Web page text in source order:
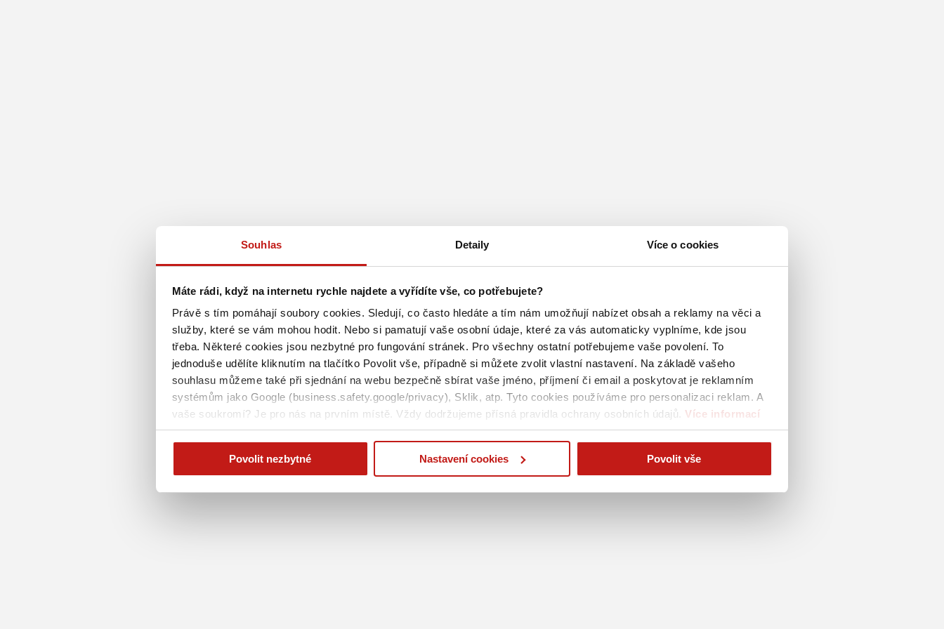
Souhlas Detaily Více o cookies
Máte rádi, když na internetu rychle najdete a vyřídíte vše, co potřebujete?
Právě s tím pomáhají soubory cookies. Sledují, co často hledáte a tím nám umožňují nabízet obsah a reklamy na věci a
služby, které se vám mohou hodit. Nebo si pamatují vaše osobní údaje, které za vás automaticky vyplníme, kde jsou
třeba. Některé cookies jsou nezbytné pro fungování stránek. Pro všechny ostatní potřebujeme vaše povolení. To
jednoduše udělíte kliknutím na tlačítko Povolit vše, případně si můžete zvolit vlastní nastavení. Na základě vašeho
souhlasu můžeme také při sjednání na webu bezpečně sbírat vaše jméno, příjmení či email a poskytovat je reklamním
systémům jako Google (business.safety.google/privacy), Sklik, atp. Tyto cookies používáme pro personalizaci reklam. A
vaše soukromí? Je pro nás na prvním místě. Vždy dodržujeme přísná pravidla ochrany osobních údajů. Více informací
na této stránce
Povolit nezbytné Nastavení cookies Povolit vše
401 Access not authorized.